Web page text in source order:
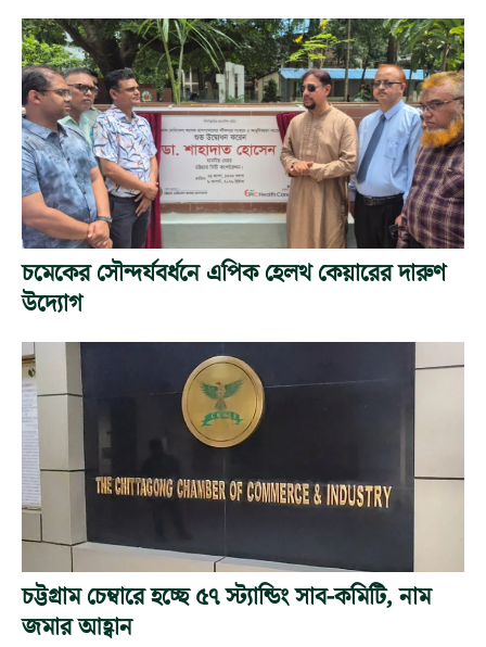
চমেকের সৌন্দর্যবর্ধনে এপিক হেলথ কেয়ারের দারুণ
উদ্যোগ
চট্টগ্রাম চেম্বারে হচ্ছে ৫৭ স্ট্যান্ডিং সাব-কমিটি, নাম
জমার আহ্বান